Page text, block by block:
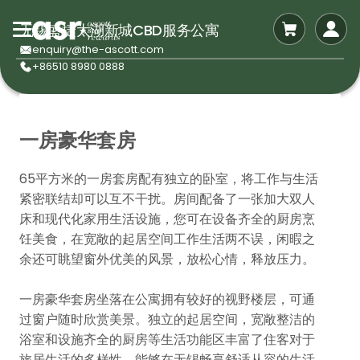
无锡盛捷太湖新城CBD服务公寓
enquiry@the-ascott.com
+86510 8980 0888
一房豪华套房
65平方米的一房套房配有独立的卧室，将工作与生活
紧密联结却可以互不干扰。房间配备了一张加大双人
床和现代化家用生活设施，您可在设备齐全的厨房烹
饪美食，在宽敞的起居空间工作生活两不误，闲暇之
余还可眺望窗外优美的风景，放松心情，释放压力。
一房豪华套房坐落在公寓拥有较好的视野楼层，可通
过窗户随时欣赏美景。独立的起居空间，宽敞整洁的
浴室和设施齐全的厨房等生活功能区丰富了住客对于